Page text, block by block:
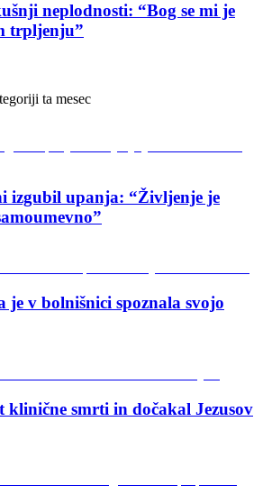
neplodnosti: “Bog se mi je
trpljenju”
ta mesec
izgubil upanja: “Življenje je
je v bolnišnici spoznala svojo
klinične smrti in dočakal Jezusov